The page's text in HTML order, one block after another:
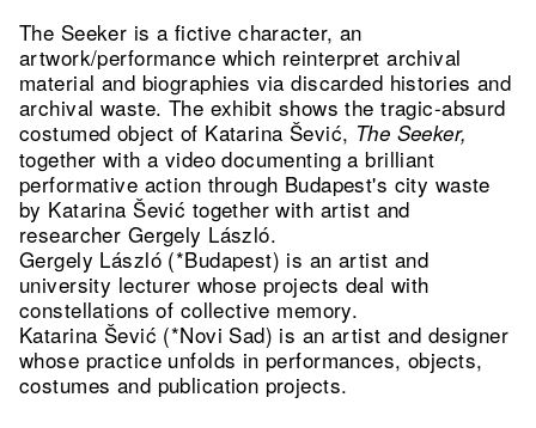
The Seeker is a fictive character, an
artwork/performance which reinterpret archival
material and biographies via discarded histories and
archival waste. The exhibit shows the tragic-absurd
costumed object of Katarina Šević, The Seeker,
together with a video documenting a brilliant
performative action through Budapest's city waste
by Katarina Šević together with artist and
researcher Gergely László.
Gergely László (*Budapest) is an artist and
university lecturer whose projects deal with
constellations of collective memory.
Katarina Šević (*Novi Sad) is an artist and designer
whose practice unfolds in performances, objects,
costumes and publication projects.